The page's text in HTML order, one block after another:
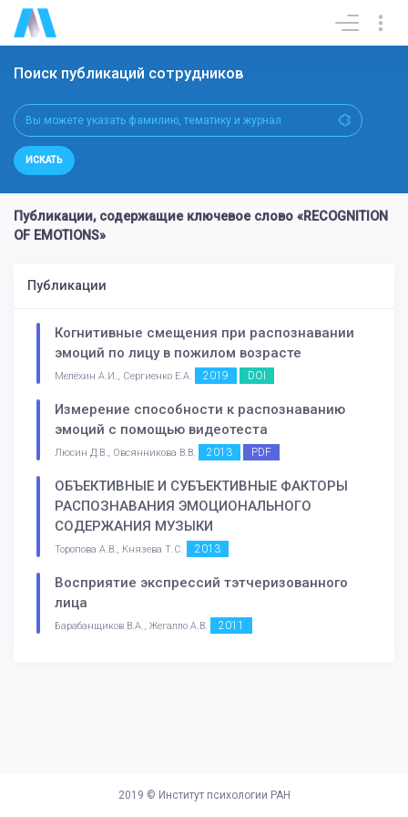
Поиск публикаций сотрудников
ИСКАТЬ
Публикации, содержащие ключевое слово «RECOGNITION
OF EMOTIONS»
Публикации
Когнитивные смещения при распознавании
эмоций по лицу в пожилом возрасте
Мелёхин А.И., Сергиенко Е.А. 2019 DOI
Измерение способности к распознаванию
эмоций с помощью видеотеста
Люсин Д.В., Овсянникова В.В. 2013 PDF
ОБЪЕКТИВНЫЕ И СУБЪЕКТИВНЫЕ ФАКТОРЫ
РАСПОЗНАВАНИЯ ЭМОЦИОНАЛЬНОГО
СОДЕРЖАНИЯ МУЗЫКИ
Торопова А.В., Князева Т.С. 2013
Восприятие экспрессий тэтчеризованного
лица
Барабанщиков В.А., Жегалло А.В. 2011
2019 © Институт психологии РАН